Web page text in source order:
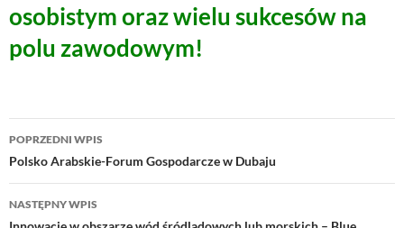
osobistym oraz wielu sukcesów na
polu zawodowym!
Nawigacja
wpisu
POPRZEDNI WPIS
Polsko Arabskie-Forum Gospodarcze w Dubaju
NASTĘPNY WPIS